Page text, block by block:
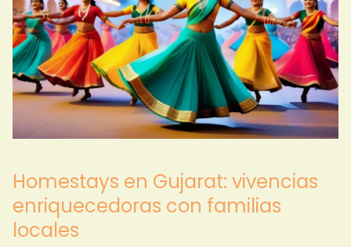
Homestays en Gujarat: vivencias
enriquecedoras con familias
locales